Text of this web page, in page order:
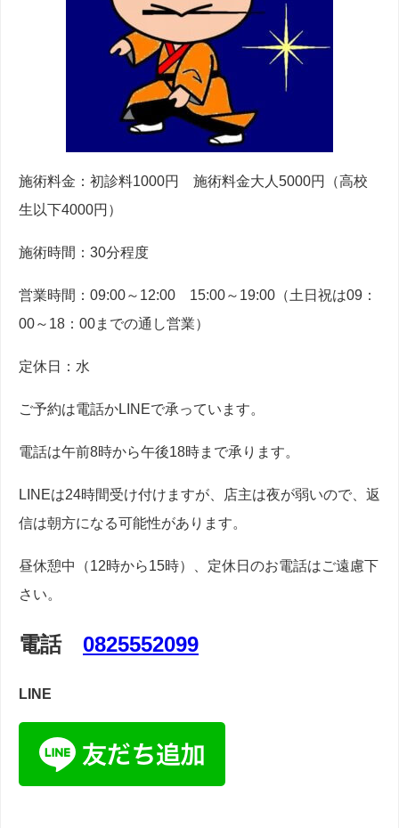
施術料金：初診料1000円 施術料金大人5000円（高校
生以下4000円）
施術時間：30分程度
営業時間：09:00～12:00 15:00～19:00（土日祝は09：
00～18：00までの通し営業）
定休日：水
ご予約は電話かLINEで承っています。
電話は午前8時から午後18時まで承ります。
LINEは24時間受け付けますが、店主は夜が弱いので、返
信は朝方になる可能性があります。
昼休憩中（12時から15時）、定休日のお電話はご遠慮下
さい。
電話 0825552099
LINE